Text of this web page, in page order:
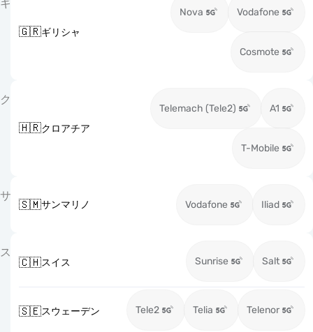
ギ
🇬🇷ギリシャ
Nova Vodafone
Cosmote
ク
🇭🇷クロアチア
Telemach (Tele2) A1
T-Mobile
サ
🇸🇲サンマリノ Vodafone Iliad
ス
🇨🇭スイス Sunrise Salt
🇸🇪スウェーデン Tele2 Telia Telenor